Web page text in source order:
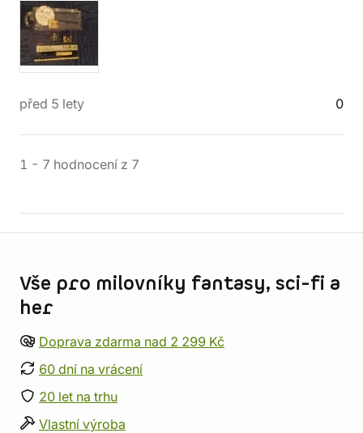
před 5 lety 0
1 - 7 hodnocení z 7
Vše pro milovníky fantasy, sci-fi a
her
Doprava zdarma nad 2 299 Kč
60 dní na vrácení
20 let na trhu
Vlastní výroba